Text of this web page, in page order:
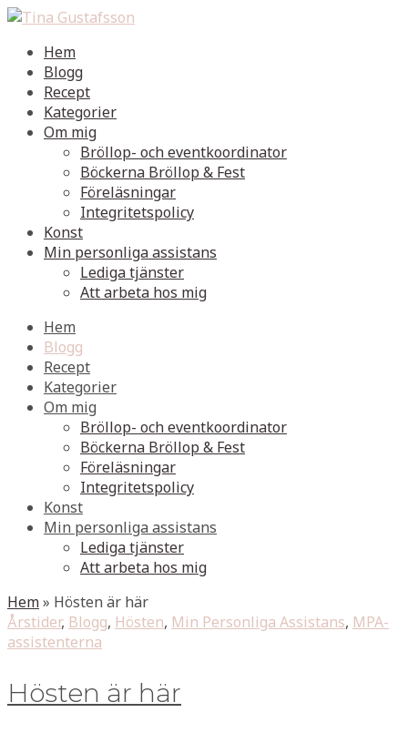
Hem
Blogg
Recept
Kategorier
Om mig
Bröllop- och eventkoordinator
Böckerna Bröllop & Fest
Föreläsningar
Integritetspolicy
Konst
Min personliga assistans
Lediga tjänster
Att arbeta hos mig
Hem
Blogg
Recept
Kategorier
Om mig
Bröllop- och eventkoordinator
Böckerna Bröllop & Fest
Föreläsningar
Integritetspolicy
Konst
Min personliga assistans
Lediga tjänster
Att arbeta hos mig
Hem» Hösten är här
Årstider, Blogg, Hösten, Min Personliga Assistans, MPA-
assistenterna
Hösten är här